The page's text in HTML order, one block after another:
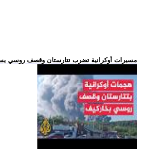
.. مسيرات أوكرانية تضرب تتارستان وقصف روسي